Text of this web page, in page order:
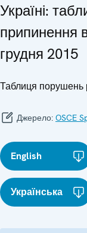
Україні:
припинення
грудня 2015
Таблиця
Джерело: OSCE
English
Українська